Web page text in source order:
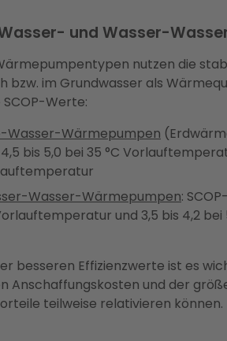
und Wasser-
nutzen die
bzw. im Grundwasser als
Werte:
Wasser-Wärmepumpen
bis 5,0 bei 35 °C
Wasser-Wärmepumpen:
und 3,5 bis 4,2
besseren Effizienzwerte ist es
Anschaffungskosten und der
teilweise relativieren können.